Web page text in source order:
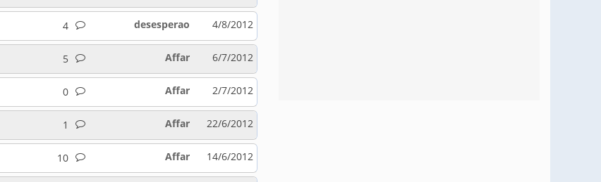
4 4/8/2012
desesperao
5 6/7/2012
Affar
0 2/7/2012
Affar
1 22/6/2012
Affar
10 14/6/2012
Affar